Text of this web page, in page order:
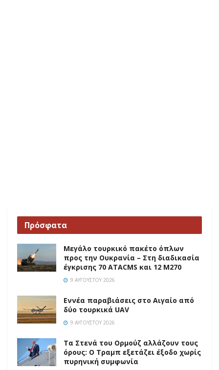
Πρόσφατα
Μεγάλο τουρκικό πακέτο όπλων
προς την Ουκρανία – Στη διαδικασία
έγκρισης 70 ATACMS και 12 M270
9 ΑΥΓΟΎΣΤΟΥ 2026
Εννέα παραβιάσεις στο Αιγαίο από
δύο τουρκικά UAV
9 ΑΥΓΟΎΣΤΟΥ 2026
Τα Στενά του Ορμούζ αλλάζουν τους
όρους: Ο Τραμπ εξετάζει έξοδο χωρίς
πυρηνική συμφωνία